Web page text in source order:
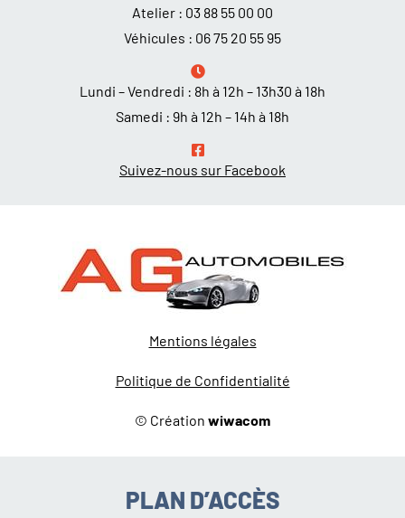
Atelier : 03 88 55 00 00
Véhicules : 06 75 20 55 95
Lundi – Vendredi : 8h à 12h – 13h30 à 18h
Samedi : 9h à 12h – 14h à 18h
Suivez-nous sur Facebook
Mentions légales
Politique de Confidentialité
© Création wiwacom
PLAN D’ACCÈS